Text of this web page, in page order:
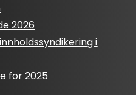
2026
i
for 2025